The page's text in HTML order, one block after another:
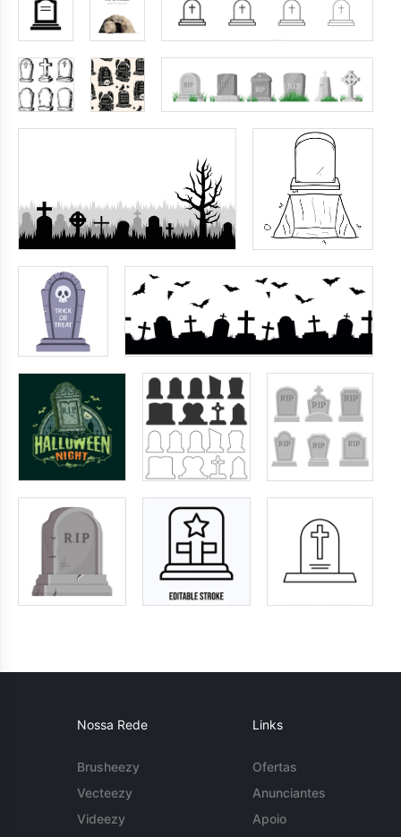
Nossa Rede
Brusheezy
Vecteezy
Videezy
Links
Ofertas
Anunciantes
Apoio